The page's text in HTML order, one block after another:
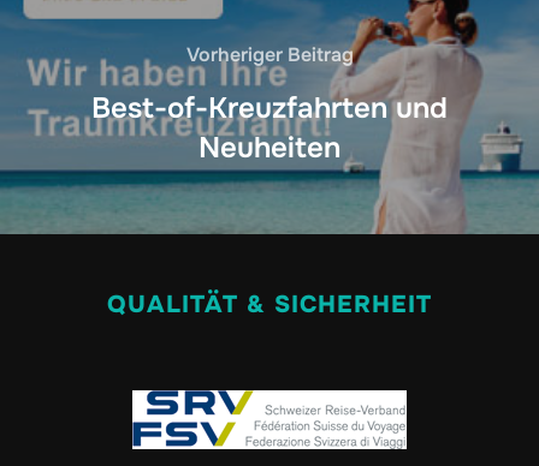
Vorheriger Beitrag
Best-of-Kreuzfahrten und
Neuheiten
QUALITÄT & SICHERHEIT